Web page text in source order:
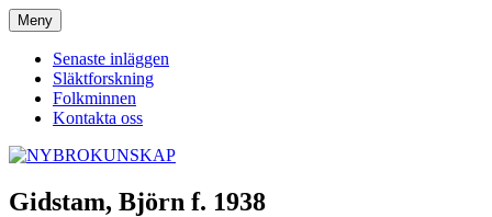
Hoppa
till
innehåll
NYBROKUNSKAP
Meny
Senaste inläggen
Släktforskning
Folkminnen
Kontakta oss
Gidstam, Björn f. 1938